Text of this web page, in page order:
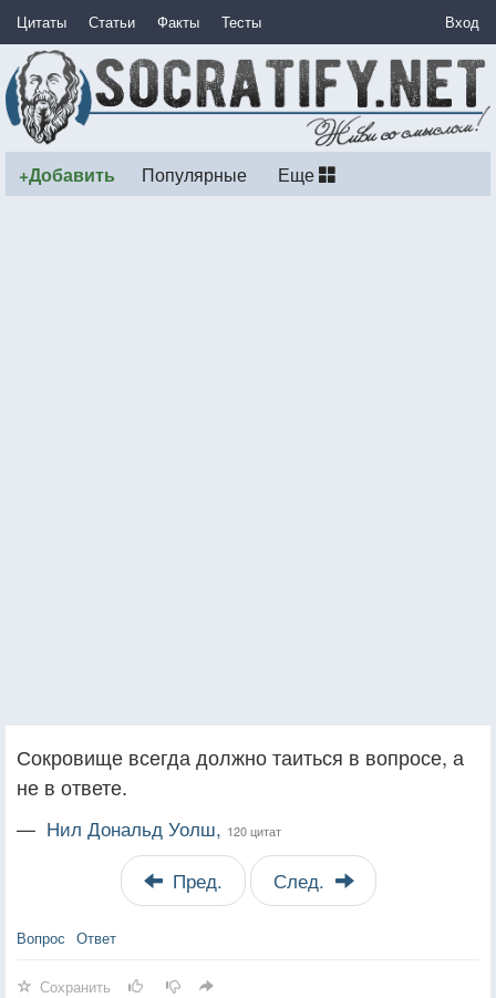
Цитаты Статьи Факты Тесты Вход
+Добавить Популярные Еще
Сокровище всегда должно таиться в вопросе, а
не в ответе.
— Нил Дональд Уолш, 120 цитат
Пред. След.
Вопрос Ответ
Сохранить